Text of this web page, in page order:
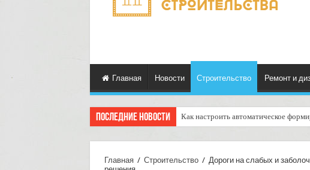
Главная Новости Строительство Ремонт и
Последние новости Как настроить автоматическое
Доставка отправлений с услугой
Главная / Строительство / Дороги на слабых и